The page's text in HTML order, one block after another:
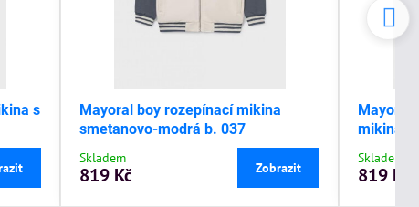
s
Mayoral boy rozepínací mikina
smetanovo-modrá b. 037
Skladem
819 Kč Zobrazit
Mayoral
mikina s
Skladem
819 Kč